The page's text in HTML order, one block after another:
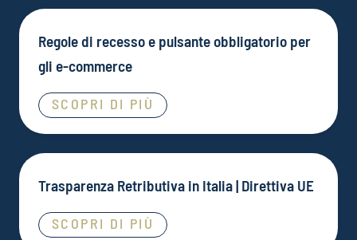
Regole di recesso e pulsante obbligatorio per
gli e-commerce
SCOPRI DI PIÙ
Trasparenza Retributiva in Italia | Direttiva UE
SCOPRI DI PIÙ